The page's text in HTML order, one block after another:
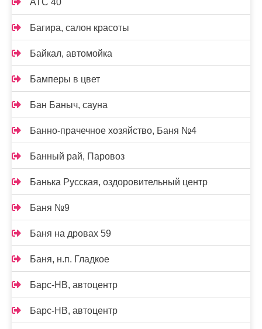
АТС 40
Багира, салон красоты
Байкал, автомойка
Бамперы в цвет
Бан Баныч, сауна
Банно-прачечное хозяйство, Баня №4
Банный рай, Паровоз
Банька Русская, оздоровительный центр
Баня №9
Баня на дровах 59
Баня, н.п. Гладкое
Барс-НВ, автоцентр
Барс-НВ, автоцентр